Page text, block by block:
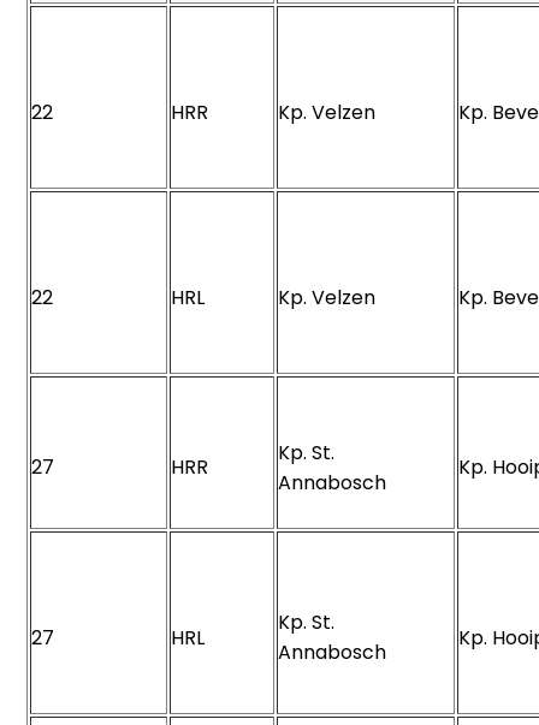
22 HRR Kp. Velzen Kp.
22 HRL Kp. Velzen Kp.
27 HRR
Kp. St.
Annabosch
Kp.
27 HRL
Kp. St.
Annabosch
Kp.